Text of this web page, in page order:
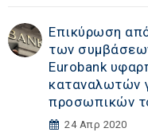
Επικύρωση
των
Eurobank
καταναλωτών
προσωπικών
24 Απρ 2020